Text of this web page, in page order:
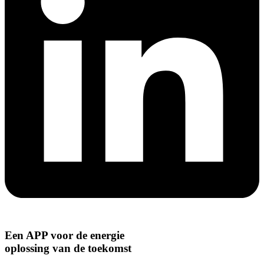
Een APP voor de energie
oplossing van de toekomst